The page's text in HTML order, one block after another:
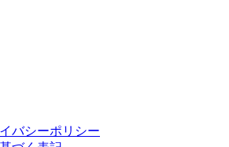
バシーポリシー